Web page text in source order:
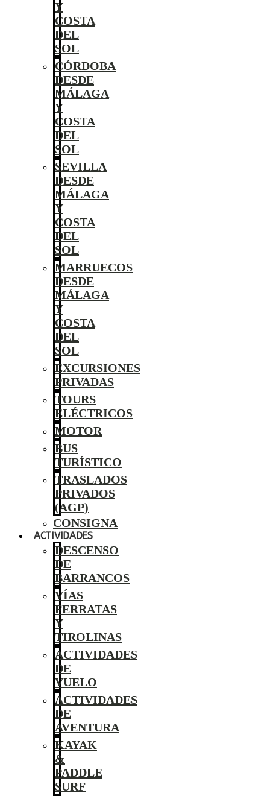
Y
COSTA
DEL
SOL
CÓRDOBA
DESDE
MÁLAGA
Y
COSTA
DEL
SOL
SEVILLA
DESDE
MÁLAGA
Y
COSTA
DEL
SOL
MARRUECOS
DESDE
MÁLAGA
Y
COSTA
DEL
SOL
EXCURSIONES
PRIVADAS
TOURS
ELÉCTRICOS
MOTOR
BUS
TURÍSTICO
TRASLADOS
PRIVADOS
(AGP)
CONSIGNA
ACTIVIDADES
DESCENSO
DE
BARRANCOS
VÍAS
FERRATAS
Y
TIROLINAS
ACTIVIDADES
DE
VUELO
ACTIVIDADES
DE
AVENTURA
KAYAK
&
PADDLE
SURF